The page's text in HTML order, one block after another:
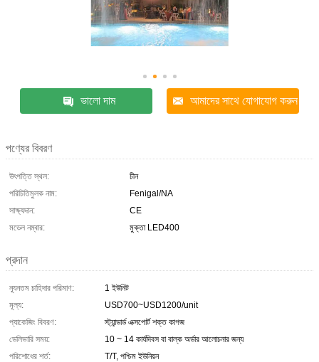
ভালো দাম আমাদের সাথে যোগাযোগ করুন
পণ্যের বিবরণ
উৎপত্তি স্থল:
চীন
পরিচিতিমুলক নাম:
Fenigal/NA
সাক্ষ্যদান:
CE
মডেল নম্বার:
মুক্তা LED400
প্রদান
ন্যূনতম চাহিদার পরিমাণ:
1 ইউনিট
মূল্য:
USD700~USD1200/unit
প্যাকেজিং বিবরণ:
স্ট্যান্ডার্ড এক্সপোর্ট শক্ত কাগজ
ডেলিভারি সময়:
10 ~ 14 কার্যদিবস বা বাল্ক অর্ডার আলোচনার জন্য
পরিশোধের শর্ত:
T/T, পশ্চিম ইউনিয়ন